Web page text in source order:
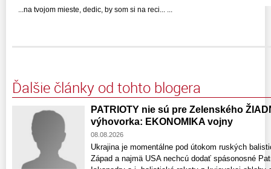
...na tvojom mieste, dedic, by som si na reci... ...
Ďalšie články od tohto blogera
PATRIOTY nie sú pre Zelenského
výhovorka: EKONOMIKA vojny
08.08.2026
Ukrajina je momentálne pod útokom ruských
Západ a najmä USA nechcú dodať spásonosné